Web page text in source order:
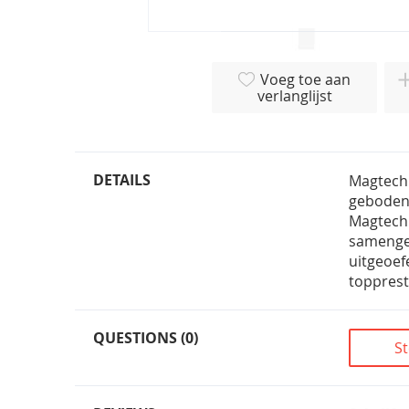
gallerij
Voeg toe aan
verlanglijst
DETAILS
QUESTIONS (0)